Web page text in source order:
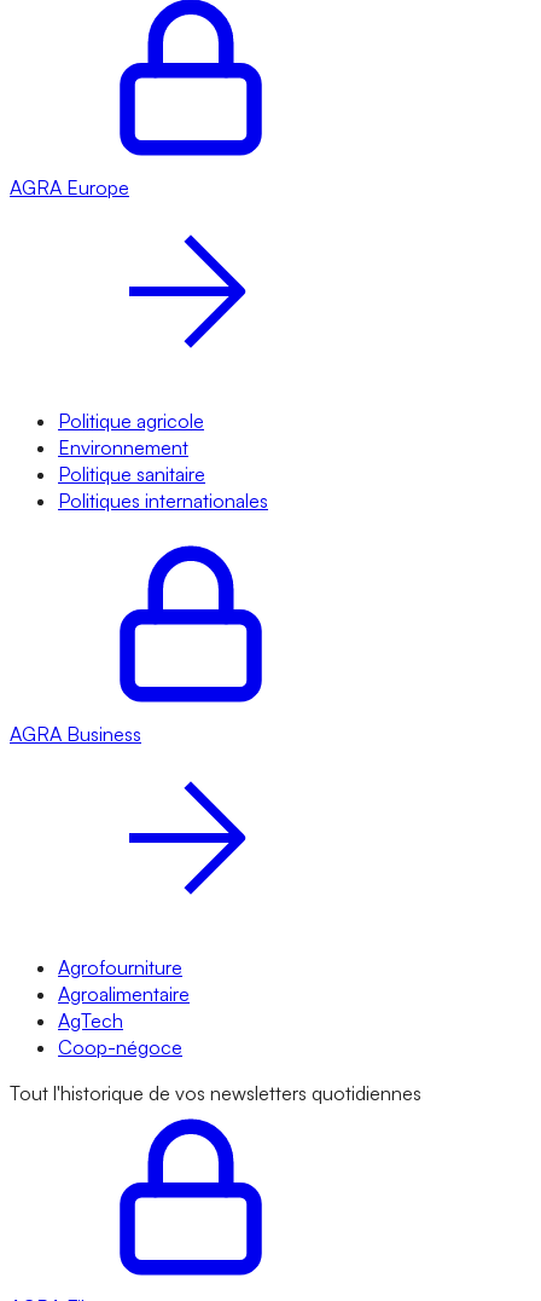
AGRA Europe
Politique agricole
Environnement
Politique sanitaire
Politiques internationales
AGRA Business
Agrofourniture
Agroalimentaire
AgTech
Coop-négoce
Tout l'historique de vos newsletters quotidiennes